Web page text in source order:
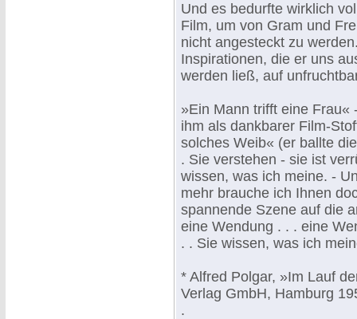
Und es bedurfte wirklich
Film, um von Gram und
nicht angesteckt zu
Inspirationen, die er uns
werden ließ, auf
»Ein Mann trifft eine Frau«
ihm als dankbarer Film-
solches Weib« (er ballte
. Sie verstehen - sie ist
wissen, was ich meine. -
mehr brauche ich Ihnen
spannende Szene auf die
eine Wendung . . . eine
. . Sie wissen, was ich
* Alfred Polgar, »Im Lauf
Verlag GmbH, Hamburg
.